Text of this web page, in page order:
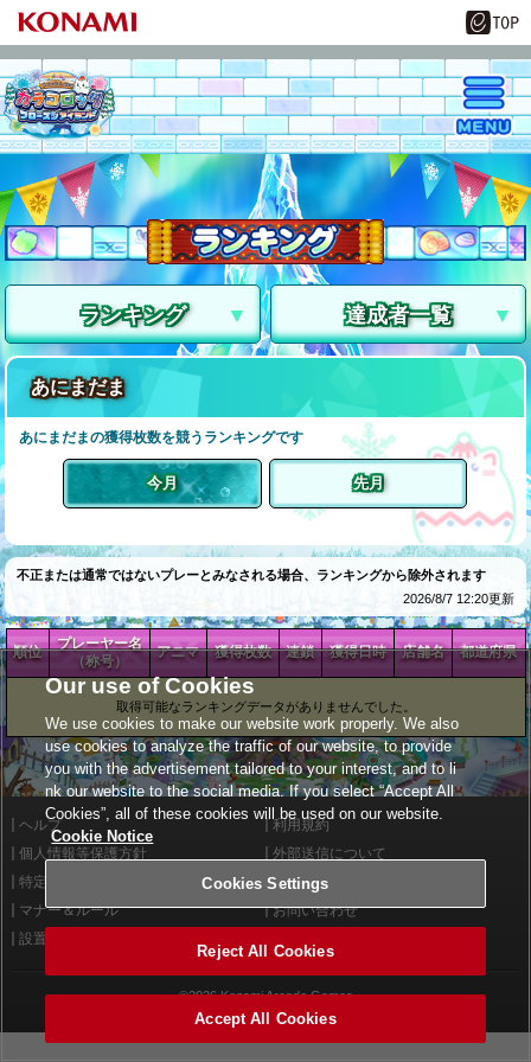
ランキング 達成者一覧
あにまだま
あにまだまの獲得枚数を競うランキングです
今月 先月
不正または通常ではないプレーとみなされる場合、ランキングから除外されます
2026/8/7 12:20更新
順位
プレーヤー名
（称号）
アニマ 獲得枚数 連鎖 獲得日時 店舗名 都道府県
取得可能なランキングデータがありませんでした。
ヘルプ
利用規約
個人情報等保護方針
外部送信について
特定商取引法に基づく表示
サイトポリシー
マナー＆ルール
お問い合わせ
設置店舗検索
©2026 Konami Arcade Games
Our use of Cookies
We use cookies to make our website work properly. We also
use cookies to analyze the traffic of our website, to provide
you with the advertisement tailored to your interest, and to li
nk our website to the social media. If you select “Accept All
Cookies”, all of these cookies will be used on our website.
Cookie Notice
Cookies Settings
Reject All Cookies
Accept All Cookies